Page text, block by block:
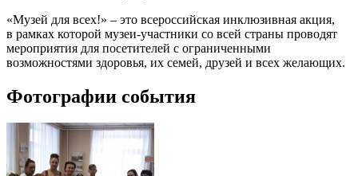
«Музей для всех!» – это всероссийская инклюзивная акция,
в рамках которой музеи-участники со всей страны проводят
мероприятия для посетителей с ограниченными
возможностями здоровья, их семей, друзей и всех желающих.
Фотографии события